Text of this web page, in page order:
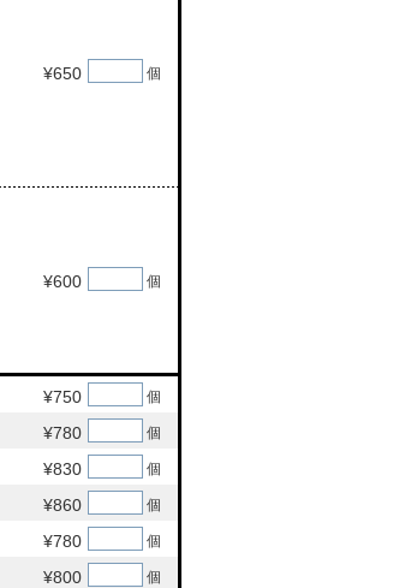
¥650 個
¥600 個
¥750 個
¥780 個
¥830 個
¥860 個
¥780 個
¥800 個